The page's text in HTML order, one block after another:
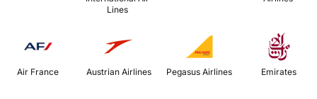
Lines
Air France Austrian Airlines Emirates